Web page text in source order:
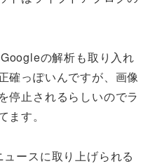
の解析も取り入れ
確っぽいんですが、画像
停止されるらしいのでラ
す。
ースに取り上げられる